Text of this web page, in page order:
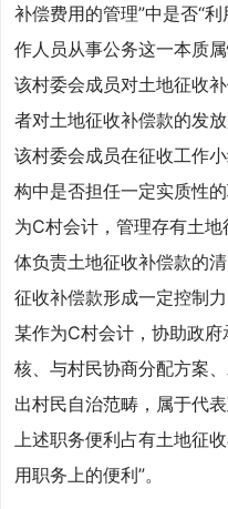
补偿费用的管理”中是否“
作人员从事公务这一本质
该村委会成员对土地征收
者对土地征收补偿款的发
该村委会成员在征收工作
构中是否担任一定实质性
为C村会计，管理存有土
体负责土地征收补偿款的
征收补偿款形成一定控制
某作为C村会计，协助政
核、与村民协商分配方案
出村民自治范畴，属于代
上述职务便利占有土地征
用职务上的便利”。